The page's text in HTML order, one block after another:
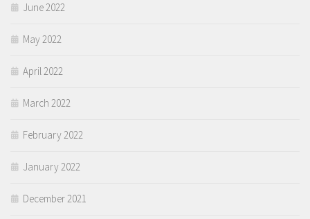
June 2022
May 2022
April 2022
March 2022
February 2022
January 2022
December 2021